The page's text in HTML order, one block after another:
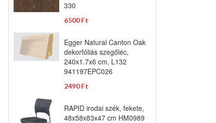
330
6500 Ft
Egger Natural Canton Oak
dekorfóliás szegőléc,
240x1.7x6 cm, L132
941197EPC026
2490 Ft
RAPID irodai szék, fekete,
48x58x83x47 cm HM0989